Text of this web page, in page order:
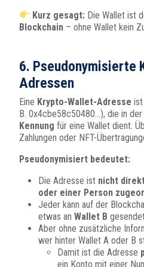
Kurz gesagt: Die Wallet ist
Blockchain – ohne Wallet kein
6. Pseudonymisierte
Adressen
Eine Krypto-Wallet-Adresse
B. 0x4cbe58c50480…), die in der
Kennung für eine Wallet dient.
Zahlungen oder NFT-
Pseudonymisiert bedeutet:
Die Adresse ist nicht
oder einer Person
Jeder kann auf der
etwas an Wallet B
Aber ohne zusätzliche
wer hinter Wallet A oder B
Damit ist die Adresse
ein Konto mit einer